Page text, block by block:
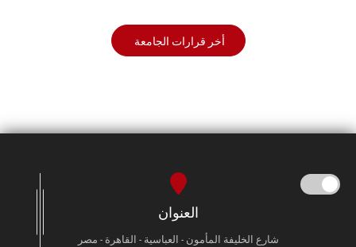
أخر قرارات الجامعة
العنوان
شارع الخليفة المأمون - العباسية - القاهرة - مصر